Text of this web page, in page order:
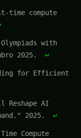
time compute
with
2025.
↩
for Efficient
Reshape AI
2025.
↩
Compute